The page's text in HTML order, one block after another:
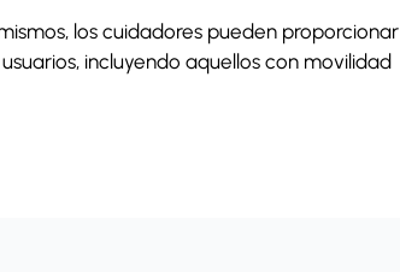
los cuidadores pueden proporcionar
incluyendo aquellos con movilidad